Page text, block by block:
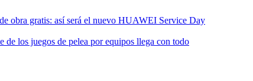
obra gratis: así será el nuevo HUAWEI Service Day
los juegos de pelea por equipos llega con todo